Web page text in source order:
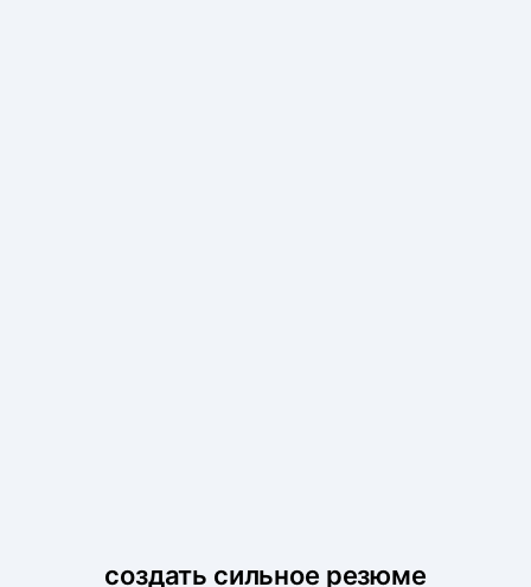
создать сильное резюме